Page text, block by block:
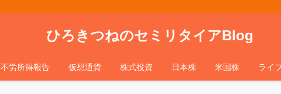
ひろきつねのセミリタイアBlog
不労所得報告 仮想通貨 株式投資 日本株 米国株 ライ